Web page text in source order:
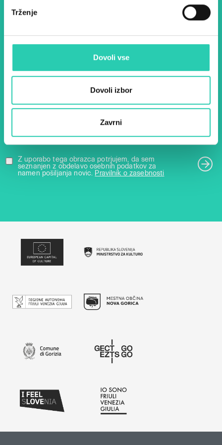
Trženje
Dovoli vse
Dovoli izbor
Zavrni
evropske prestolnice kulture
– prijavite se na naš novičnik
in ostanite na tekočem z
našimi aktivnostmi.
Priimek *
Z uporabo tega obrazca potrjujem, da sem
seznanjen z obdelavo osebnih podatkov za
namen pošiljanja novic.
Pravilnik o zasebnosti